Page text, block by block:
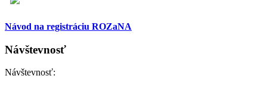
Návod na registráciu ROZaNA
Návštevnosť
Návštevnosť: